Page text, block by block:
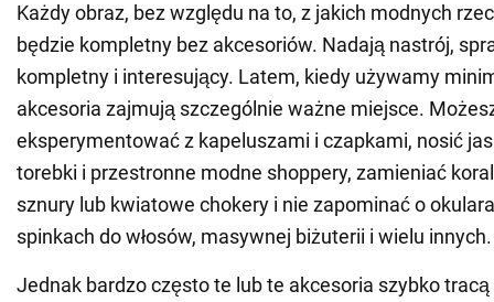
Każdy obraz, bez względu na to, z jakich modnych
będzie kompletny bez akcesoriów. Nadają nastrój,
kompletny i interesujący. Latem, kiedy używamy
akcesoria zajmują szczególnie ważne miejsce.
eksperymentować z kapeluszami i czapkami, nosić
torebki i przestronne modne shoppery, zamieniać
sznury lub kwiatowe chokery i nie zapominać o
spinkach do włosów, masywnej biżuterii i wielu innych.
Jednak bardzo często te lub te akcesoria szybko